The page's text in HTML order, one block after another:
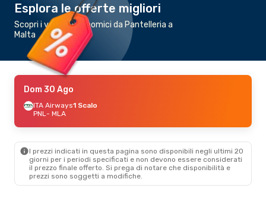
Esplora le offerte migliori
Scopri i voli più economici da Pantelleria a
Malta
Dom 30 Ago
ITA Airways1 Scalo
PNL- MLA
I prezzi indicati in questa pagina sono disponibili negli ultimi 20
giorni per i periodi specificati e non devono essere considerati
il ​​prezzo finale offerto. Si prega di notare che disponibilità e
prezzi sono soggetti a modifiche.